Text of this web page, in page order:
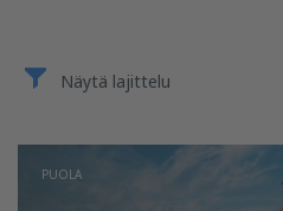
Näytä lajittelu
PUOLA